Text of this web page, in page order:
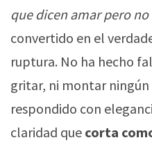
que dicen amar pero
convertido en el
ruptura. No ha hecho
gritar, ni montar ningún
respondido con
claridad que corta